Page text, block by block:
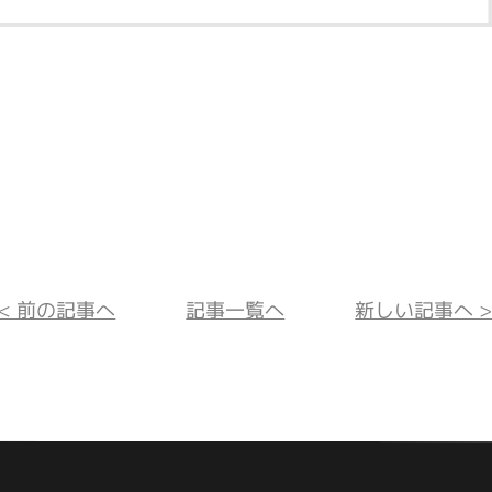
前の記事へ 記事一覧へ 新しい記事へ